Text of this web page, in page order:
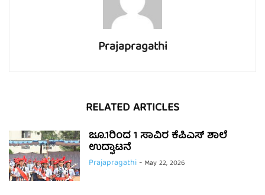
Prajapragathi
RELATED ARTICLES
ಜೂ.1ರಿಂದ 1 ಸಾವಿರ ಕೆಪಿಎಸ್ ಶಾಲೆ
ಉದ್ಘಾಟನೆ
Prajapragathi- May 22, 2026